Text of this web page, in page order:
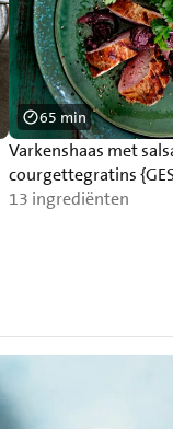
Varkenshaas met
courgettegratins
13 ingrediënten
65 min